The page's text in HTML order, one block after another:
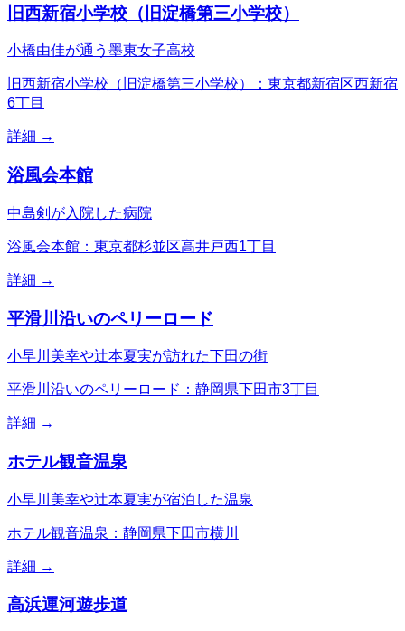
旧西新宿小学校（旧淀橋第三小学校）
小橋由佳が通う墨東女子高校
旧西新宿小学校（旧淀橋第三小学校）：東京都新宿区西新宿
6丁目
詳細 →
浴風会本館
中島剣が入院した病院
浴風会本館：東京都杉並区高井戸西1丁目
詳細 →
平滑川沿いのペリーロード
小早川美幸や辻本夏実が訪れた下田の街
平滑川沿いのペリーロード：静岡県下田市3丁目
詳細 →
ホテル観音温泉
小早川美幸や辻本夏実が宿泊した温泉
ホテル観音温泉：静岡県下田市横川
詳細 →
高浜運河遊歩道